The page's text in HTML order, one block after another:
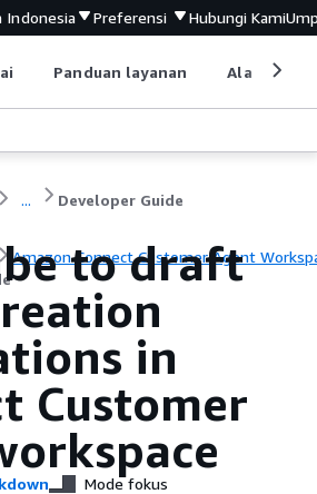
Indonesia Preferensi Hubungi Kami
Panduan layanan Alat
... Developer Guide
Amazon Connect Customer Agent
to draft
in
Customer
Mode fokus